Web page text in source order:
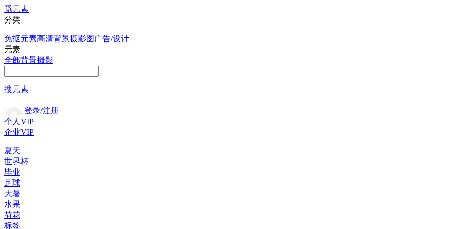
觅元素
分类
免抠元素高清背景摄影图 广告/设计
元素
全部背景摄影
搜元素
登录/注册
个人VIP
企业VIP
夏天
世界杯
毕业
足球
大暑
水果
荷花
标签